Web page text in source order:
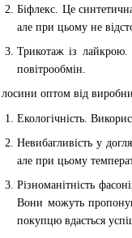
Біфлекс. Це
але при цьому не
Трикотаж із лайкрою.
повітрообмін.
оптом від
Екологічність.
Невибагливість у
але при цьому
Різноманітність
Вони можуть
покупцю вдасться